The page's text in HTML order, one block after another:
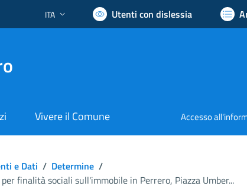
Lingua attiva:
ITA Utenti con dislessia
Vivere il Comune Accesso
e Dati / Determine /
finalità sociali sull'immobile in Perrero, Piazza Umber...